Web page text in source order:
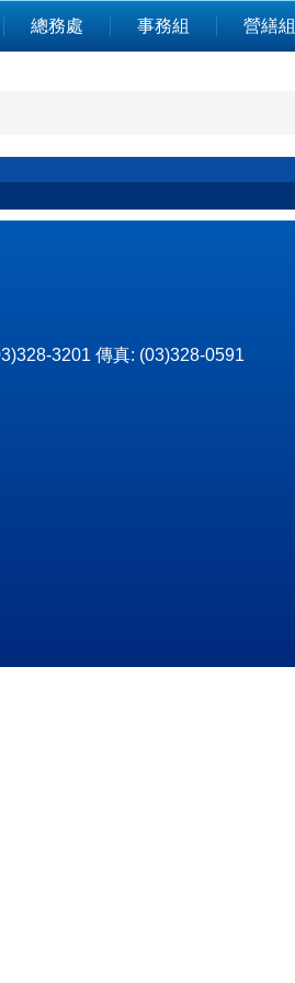
總務處 事務組 營繕組
3201 傳真: (03)328-0591